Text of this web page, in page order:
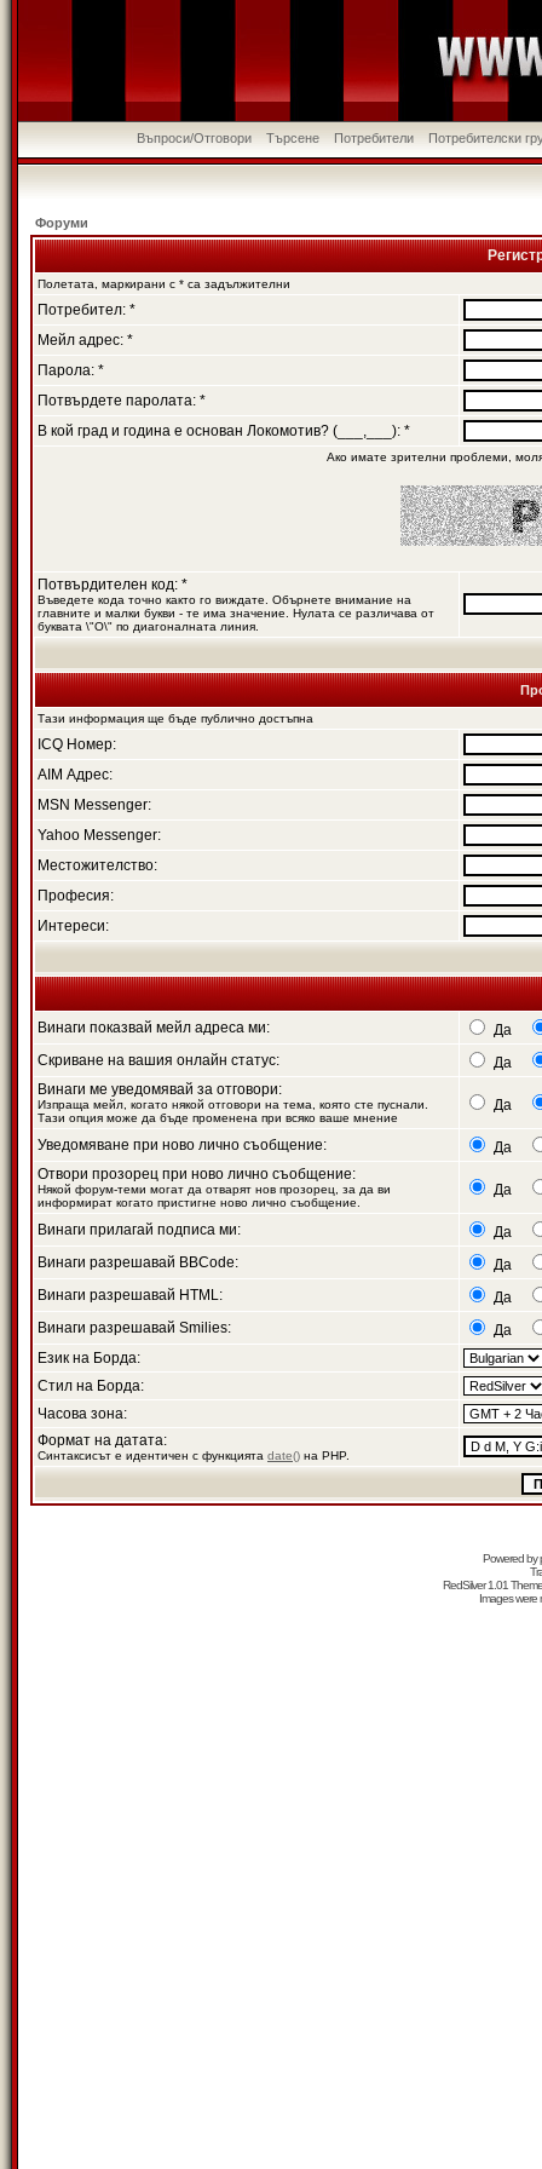
Въпроси/Отговори Търсене Потребители Потребителски
Форуми
Полетата, маркирани с * са задължителни
Потребител: *
Мейл адрес: *
Парола: *
Потвърдете паролата: *
В кой град и година е основан Локомотив? (___,___): *
Ако имате зрителни проблеми,
Потвърдителен код: *
Въведете кода точно както го виждате. Обърнете внимание на
главните и малки букви - те има значение. Нулата се различава от
буквата \"O\" по диагоналната линия.
Тази информация ще бъде публично достъпна
ICQ Номер:
AIM Адрес:
MSN Messenger:
Yahoo Messenger:
Местожителство:
Професия:
Интереси:
Винаги показвай мейл адреса ми:
Да
Скриване на вашия онлайн статус:
Да
Винаги ме уведомявай за отговори:
Изпраща мейл, когато някой отговори на тема, която сте пуснали.
Тази опция може да бъде променена при всяко ваше мнение
Да
Уведомяване при ново лично съобщение:
Да
Отвори прозорец при ново лично съобщение:
Някой форум-теми могат да отварят нов прозорец, за да ви
информират когато пристигне ново лично съобщение.
Да
Винаги прилагай подписа ми:
Да
Винаги разрешавай BBCode:
Да
Винаги разрешавай HTML:
Да
Винаги разрешавай Smilies:
Да
Език на Борда:
Стил на Борда:
Часова зона:
Формат на датата:
Синтаксисът е идентичен с функцията date() на PHP.
Powered by
RedSilver 1.01
Images were